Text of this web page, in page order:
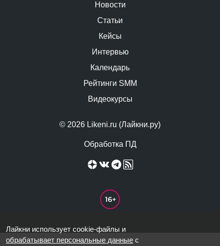
© 2026 Likeni.ru (Лайкни.ру)
Обработка ПД
Новости
Статьи
Кейсы
Интервью
Календарь
Рейтинги SMM
Видеокурсы
Лайкни использует cookie-файлы и
обрабатывает персональные данные с